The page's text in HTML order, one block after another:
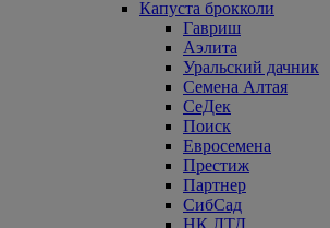
Капуста брокколи
Гавриш
Аэлита
Уральский дачник
Семена Алтая
СеДек
Поиск
Евросемена
Престиж
Партнер
СибСад
НК ЛТД